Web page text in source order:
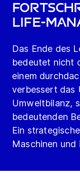
Life-
Das Ende des
bedeutet nicht
einem
verbessert das
Umweltbilanz,
bedeutenden
Ein
Maschinen und